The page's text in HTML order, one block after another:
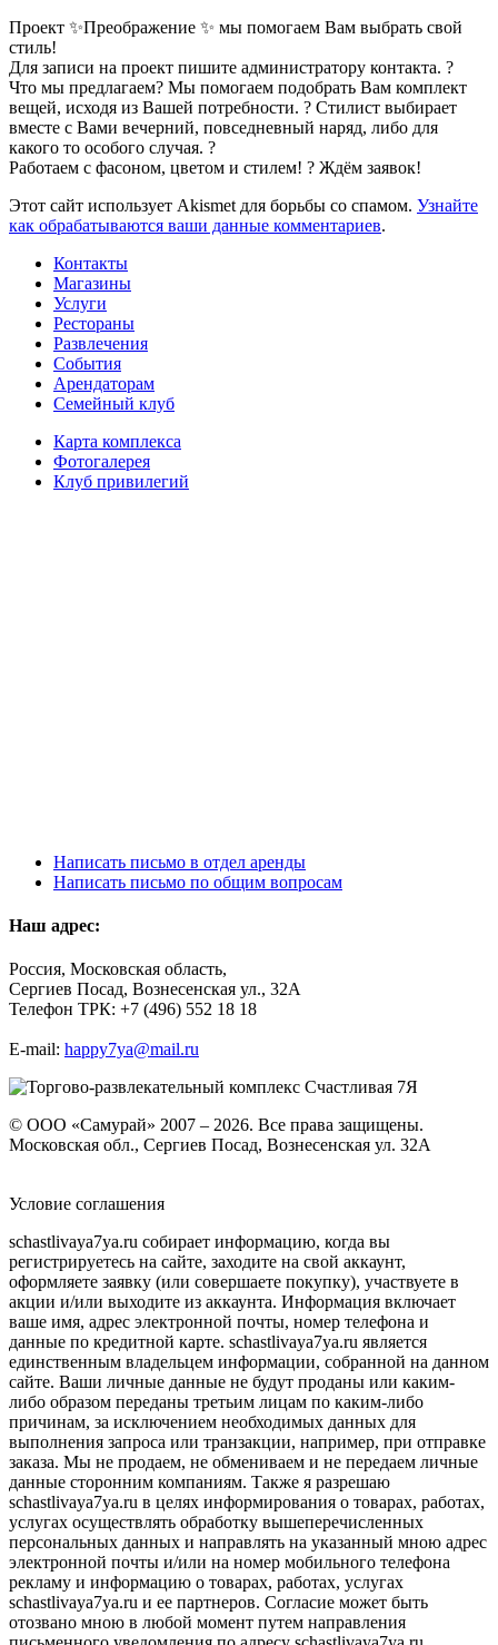
Проект ✨Преображение ✨ мы помогаем Вам выбрать свой
стиль!
Для записи на проект пишите администратору контакта. ?
Что мы предлагаем? Мы помогаем подобрать Вам комплект
вещей, исходя из Вашей потребности. ? Стилист выбирает
вместе с Вами вечерний, повседневный наряд, либо для
какого то особого случая. ?
Работаем с фасоном, цветом и стилем! ? Ждём заявок!
Этот сайт использует Akismet для борьбы со спамом. Узнайте
как обрабатываются ваши данные комментариев.
Контакты
Магазины
Услуги
Рестораны
Развлечения
События
Арендаторам
Семейный клуб
Карта комплекса
Фотогалерея
Клуб привилегий
Написать письмо в отдел аренды
Написать письмо по общим вопросам
Наш адрес:
Россия, Московская область,
Сергиев Посад, Вознесенская ул., 32А
Телефон ТРК: +7 (496) 552 18 18
E-mail: happy7ya@mail.ru
© ООО «Самурай» 2007 – 2026. Все права защищены.
Московская обл., Сергиев Посад, Вознесенская ул. 32А
Условие соглашения
schastlivaya7ya.ru собирает информацию, когда вы
регистрируетесь на сайте, заходите на свой аккаунт,
оформляете заявку (или совершаете покупку), участвуете в
акции и/или выходите из аккаунта. Информация включает
ваше имя, адрес электронной почты, номер телефона и
данные по кредитной карте. schastlivaya7ya.ru является
единственным владельцем информации, собранной на данном
сайте. Ваши личные данные не будут проданы или каким-
либо образом переданы третьим лицам по каким-либо
причинам, за исключением необходимых данных для
выполнения запроса или транзакции, например, при отправке
заказа. Мы не продаем, не обмениваем и не передаем личные
данные сторонним компаниям. Также я разрешаю
schastlivaya7ya.ru в целях информирования о товарах, работах,
услугах осуществлять обработку вышеперечисленных
персональных данных и направлять на указанный мною адрес
электронной почты и/или на номер мобильного телефона
рекламу и информацию о товарах, работах, услугах
schastlivaya7ya.ru и ее партнеров. Согласие может быть
отозвано мною в любой момент путем направления